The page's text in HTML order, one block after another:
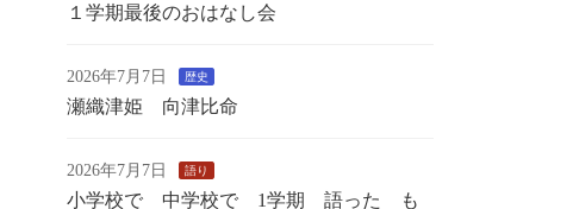
１学期最後のおはなし会
2026年7月7日 歴史
瀬織津姫 向津比命
2026年7月7日 語り
小学校で 中学校で 1学期 語った も